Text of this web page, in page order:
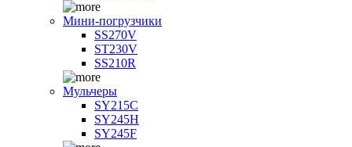
Мини-погрузчики
SS270V
ST230V
SS210R
Мульчеры
SY215C
SY245H
SY245F